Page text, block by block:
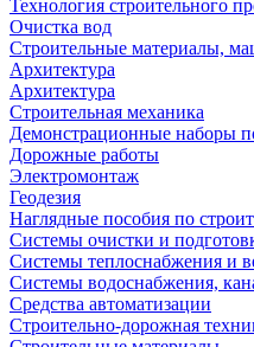
Технология строительного
Очистка вод
Строительные материалы,
Архитектура
Архитектура
Cтроительная механика
Демонстрационные наборы
Дорожные работы
Электромонтаж
Геодезия
Наглядные пособия по
Системы очистки и
Системы теплоснабжения и
Системы водоснабжения,
Средства автоматизации
Строительно-дорожная